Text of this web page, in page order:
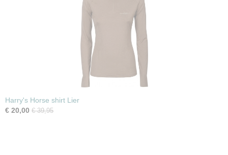
Harry's Horse shirt Lier
€ 20,00 € 39,95